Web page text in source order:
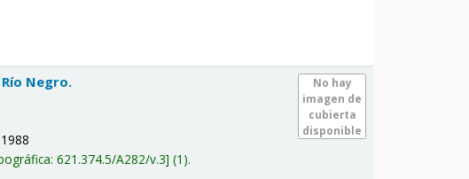
No hay
imagen de
cubierta
disponible
Río Negro.
621.374.5/A282/v.3 (1).